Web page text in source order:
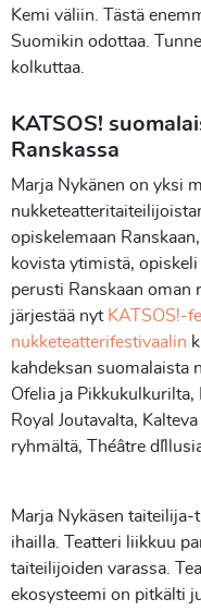
Kemi väliin. Tästä
Suomikin odottaa.
kolkuttaa.
KATSOS!
Ranskassa
Marja Nykänen on yksi
opiskelemaan
kovista ytimistä,
perusti Ranskaan oman
järjestää nyt KATSOS!-
nukketeatterifestivaalin
kahdeksan suomalaista
Ofelia ja Pikkukulkurilta,
Royal Joutavalta,
ryhmältä, Théâtre
Marja Nykäsen
ihailla. Teatteri liikkuu
taiteilijoiden varassa.
ekosysteemi on pitkälti